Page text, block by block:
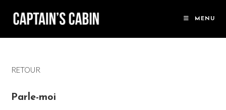
MENU
RETOUR
Parle-moi